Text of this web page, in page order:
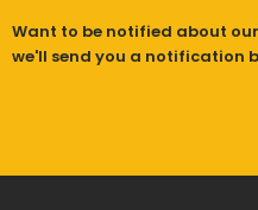
Want to be notified about
we'll send you a notification